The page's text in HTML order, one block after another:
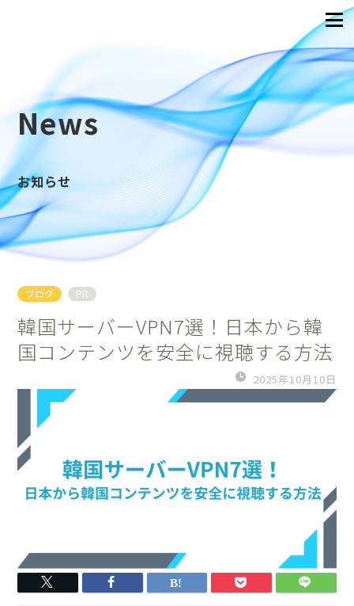
News
お知らせ
ブログ PR
韓国サーバーVPN7選！日本から韓
国コンテンツを安全に視聴する方法
2025年10月10日